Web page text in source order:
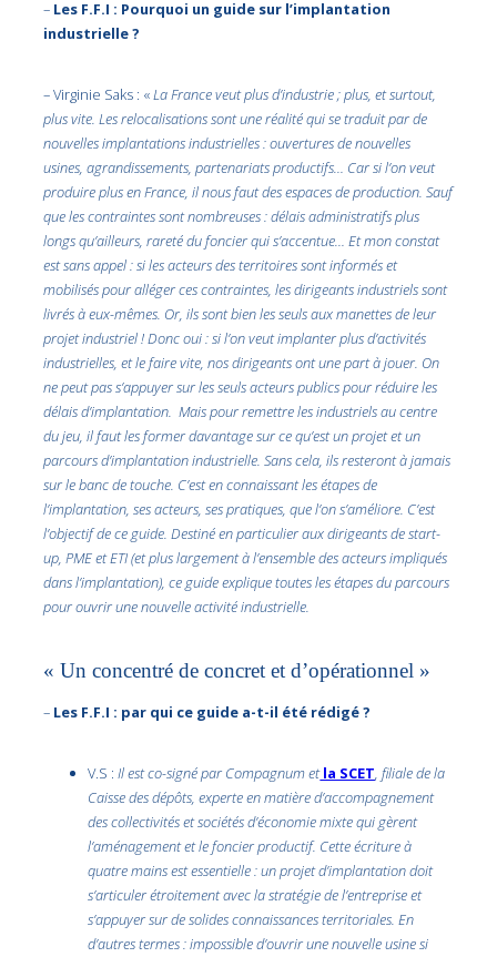
– Les F.F.I : Pourquoi un guide sur l’implantation
industrielle ?
– Virginie Saks : «La France veut plus d’industrie ; plus, et surtout,
plus vite. Les relocalisations sont une réalité qui se traduit par de
nouvelles implantations industrielles : ouvertures de nouvelles
usines, agrandissements, partenariats productifs… Car si l’on veut
produire plus en France, il nous faut des espaces de production. Sauf
que les contraintes sont nombreuses : délais administratifs plus
longs qu’ailleurs, rareté du foncier qui s’accentue… Et mon constat
est sans appel : si les acteurs des territoires sont informés et
mobilisés pour alléger ces contraintes, les dirigeants industriels sont
livrés à eux-mêmes. Or, ils sont bien les seuls aux manettes de leur
projet industriel ! Donc oui : si l’on veut implanter plus d’activités
industrielles, et le faire vite, nos dirigeants ont une part à jouer. On
ne peut pas s’appuyer sur les seuls acteurs publics pour réduire les
délais d’implantation. Mais pour remettre les industriels au centre
du jeu, il faut les former davantage sur ce qu’est un projet et un
parcours d’implantation industrielle. Sans cela, ils resteront à jamais
sur le banc de touche. C’est en connaissant les étapes de
l’implantation, ses acteurs, ses pratiques, que l’on s’améliore. C’est
l’objectif de ce guide. Destiné en particulier aux dirigeants de start-
up, PME et ETI (et plus largement à l’ensemble des acteurs impliqués
dans l’implantation), ce guide explique toutes les étapes du parcours
pour ouvrir une nouvelle activité industrielle.
« Un concentré de concret et d’opérationnel »
– Les F.F.I : par qui ce guide a-t-il été rédigé ?
V.S :Il est co-signé par Compagnum etla SCET, filiale de la
Caisse des dépôts, experte en matière d’accompagnement
des collectivités et sociétés d’économie mixte qui gèrent
l’aménagement et le foncier productif. Cette écriture à
quatre mains est essentielle : un projet d’implantation doit
s’articuler étroitement avec la stratégie de l’entreprise et
s’appuyer sur de solides connaissances territoriales. En
d’autres termes : impossible d’ouvrir une nouvelle usine si